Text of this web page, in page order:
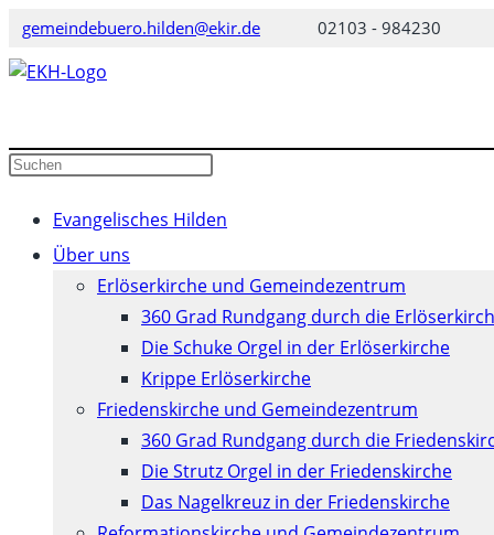
Zum
springen
gemeindebuero.hilden@ekir.de 02103 - 984230
Diese
durchsuchen
Press
to
search
panel.
Evangelisches Hilden
Über uns
Erlöserkirche und Gemeindezentrum
360 Grad Rundgang durch die
Die Schuke Orgel in der Erlöserkirche
Krippe Erlöserkirche
Friedenskirche und Gemeindezentrum
360 Grad Rundgang durch die
Die Strutz Orgel in der Friedenskirche
Das Nagelkreuz in der Friedenskirche